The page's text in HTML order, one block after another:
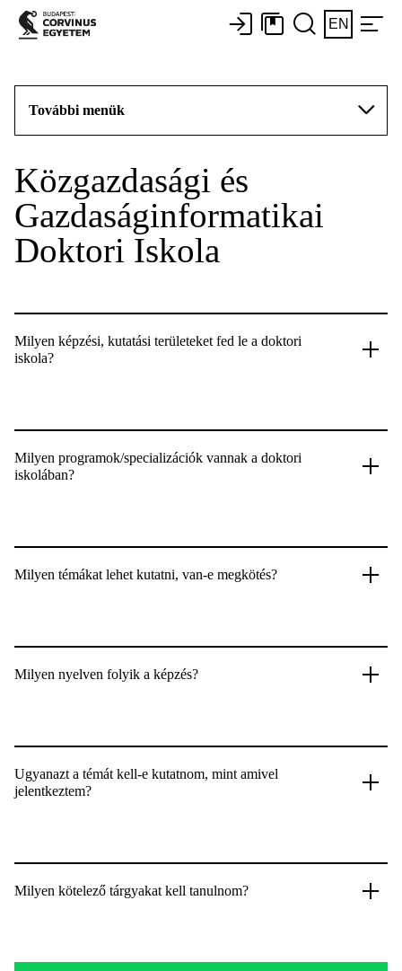
EN
További menük
Közgazdasági és
Gazdaságinformatikai
Doktori Iskola
Milyen képzési, kutatási területeket fed le a doktori
iskola?
Milyen programok/specializációk vannak a doktori
iskolában?
Milyen témákat lehet kutatni, van-e megkötés?
Milyen nyelven folyik a képzés?
Ugyanazt a témát kell-e kutatnom, mint amivel
jelentkeztem?
Milyen kötelező tárgyakat kell tanulnom?